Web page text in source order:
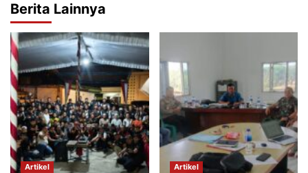
Berita Lainnya
Artikel Artikel